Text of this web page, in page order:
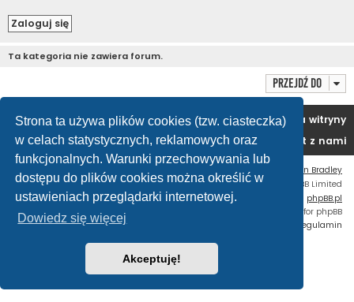
Strona ta używa plików cookies (tzw. ciasteczka)
w celach statystycznych, reklamowych oraz
funkcjonalnych. Warunki przechowywania lub
dostępu do plików cookies można określić w
ustawieniach przeglądarki internetowej.
Dowiedz się więcej
Akceptuję!
Ta kategoria nie zawiera forum.
Przejdź do
Portal Forum
Usuń ciasteczka witryny
Kontakt z nami
Flat Style by
Ian Bradley
Technologię dostarczaphpBB® Forum Software © phpBB Limited
Polski pakiet językowy dostarcza phpBB.pl
extension for phpBB
Regulamin